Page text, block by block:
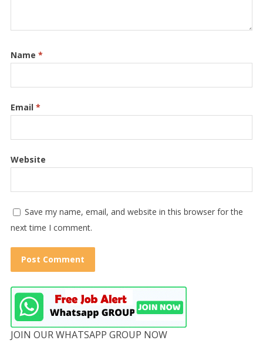
Name *
Email *
Website
Save my name, email, and website in this browser for the
next time I comment.
JOIN OUR WHATSAPP GROUP NOW